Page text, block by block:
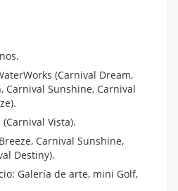
(Carnival Dream,
Carnival Sunshine, Carnival
Vista).
Carnival Sunshine,
Destiny).
Galería de arte, mini Golf,